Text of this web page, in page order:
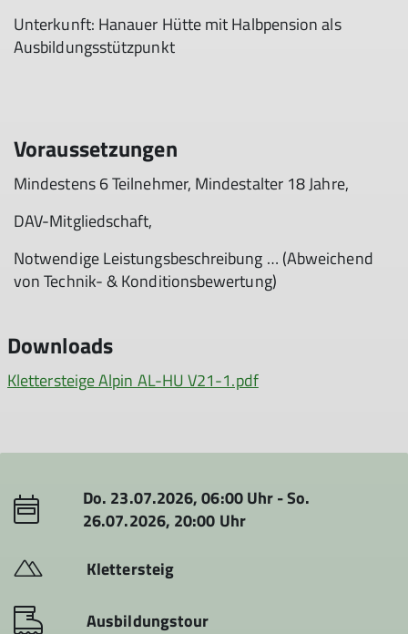
Unterkunft: Hanauer Hütte mit Halbpension als
Ausbildungsstützpunkt
Voraussetzungen
Mindestens 6 Teilnehmer, Mindestalter 18 Jahre,
DAV-Mitgliedschaft,
Notwendige Leistungsbeschreibung … (Abweichend
von Technik- & Konditionsbewertung)
Downloads
Klettersteige Alpin AL-HU V21-1.pdf
Do. 23.07.2026, 06:00 Uhr - So.
26.07.2026, 20:00 Uhr
Klettersteig
Ausbildungstour